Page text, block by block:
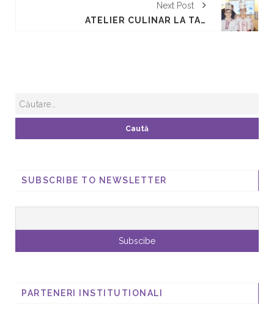
Next Post
ATELIER CULINAR LA TÂRGUL INTERNAȚIONAL GAUDEAMUS - CARTE DE ÎNVĂȚĂTURĂ
SUBSCRIBE TO NEWSLETTER
PARTENERI INSTITUTIONALI